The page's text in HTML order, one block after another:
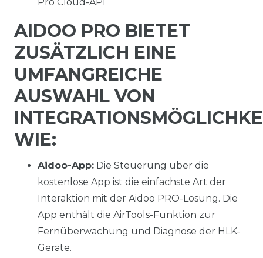
Pro Cloud-API
AIDOO PRO BIETET
ZUSÄTZLICH EINE
UMFANGREICHE
AUSWAHL VON
WIE:
Aidoo-App: Die Steuerung über die
kostenlose App ist die einfachste Art der
Interaktion mit der Aidoo PRO-Lösung. Die
App enthält die AirTools-Funktion zur
Fernüberwachung und Diagnose der HLK-
Geräte.